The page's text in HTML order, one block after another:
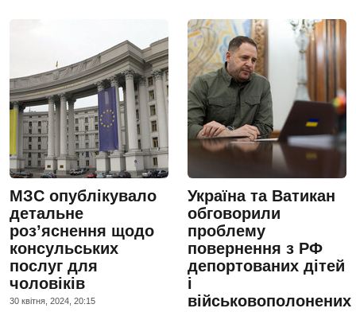
МЗС опублікувало
детальне
роз’яснення щодо
консульських
послуг для
чоловіків
30 квiтня, 2024, 20:15
Україна та Ватикан
обговорили
проблему
повернення з РФ
депортованих дітей
і
військовополонених